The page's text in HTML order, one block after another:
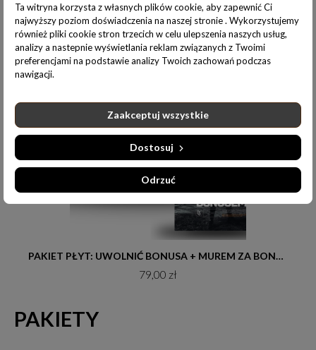
PAKIETY
Do koszyka
BONUS RPK - KREATOR ŻYWOTA CD + T-SHIRT
179,00 zł
Do koszyka PAKIET PŁYT: UWOLNIĆ BONUSA + MUREM ZA BONUSEM
79,00 zł
Ta witryna korzysta z własnych plików cookie, aby zapewnić Ci
najwyższy poziom doświadczenia na naszej stronie . Wykorzystujemy
również pliki cookie stron trzecich w celu ulepszenia naszych usług,
analizy a nastepnie wyświetlania reklam związanych z Twoimi
preferencjami na podstawie analizy Twoich zachowań podczas
nawigacji.
Odrzuć
Dostosuj
Zaakceptuj wszystkie